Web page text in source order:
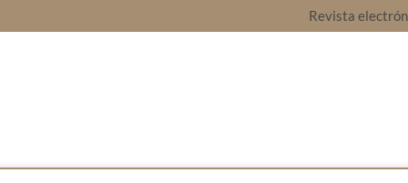
Revista